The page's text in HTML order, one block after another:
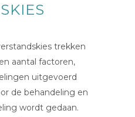
trekken
aantal factoren,
uitgevoerd
de behandeling en
wordt gedaan.